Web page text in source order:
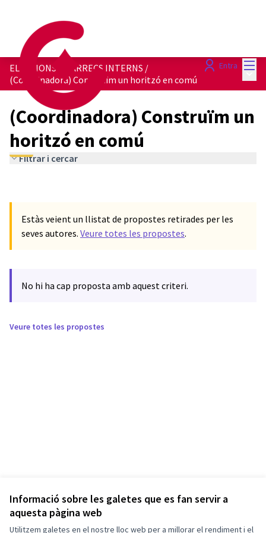
Informació sobre les galetes que es fan servir a
aquesta pàgina web
Utilitzem galetes en el nostre lloc web per a millorar el rendiment i el
Entra
ELECCIONS A CÀRRECS INTERNS /
(Coordinadora) Construïm un horitzó en comú
(Coordinadora) Construïm un
horitzó en comú
Filtrar i cercar
Estàs veient un llistat de propostes retirades per les
seves autores. Veure totes les propostes.
No hi ha cap proposta amb aquest criteri.
Veure totes les propostes